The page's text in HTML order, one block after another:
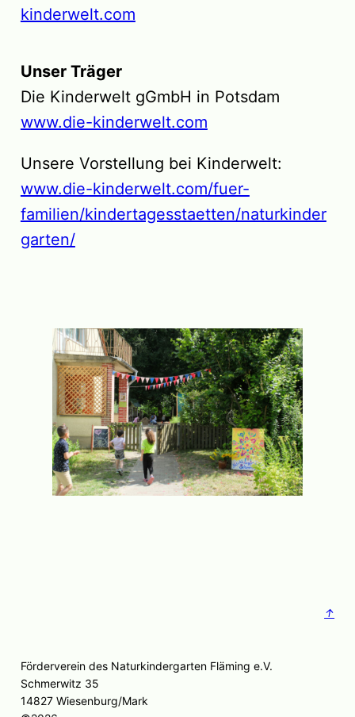
kinderwelt.com
Unser Träger
Die Kinderwelt gGmbH in Potsdam
www.die-kinderwelt.com
Unsere Vorstellung bei Kinderwelt:
www.die-kinderwelt.com/fuer-
familien/kindertagesstaetten/naturkinder
garten/
↑
Förderverein des Naturkindergarten Fläming e.V.
Schmerwitz 35
14827 Wiesenburg/Mark